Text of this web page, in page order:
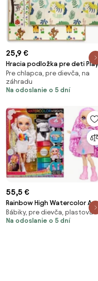
25,9 €
Hracia podložka pre deti Play
Savanna and Tree T1
Pre chlapca, pre dievča, na
záhradu
Na odoslanie o 5 dní
55,5 €
Rainbow High Watercolor
Create Bábika 507581
Bábiky, pre dievča, plastová
Na odoslanie o 5 dní